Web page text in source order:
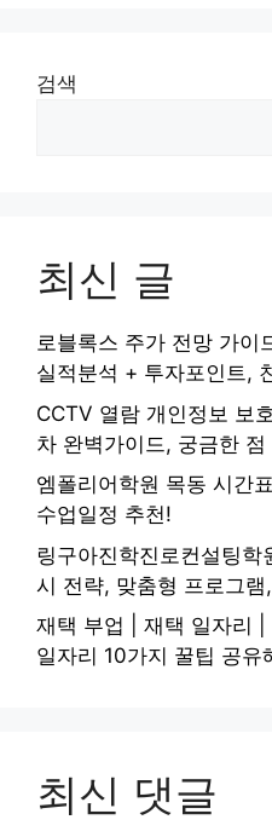
검색
최신 글
로블록스 주가 전망 가이
실적분석 + 투자포인트,
CCTV 열람 개인정보 보
차 완벽가이드, 궁금한
엠폴리어학원 목동 시간
수업일정 추천!
링구아진학진로컨설팅
시 전략, 맞춤형 프로그
재택 부업 | 재택 일자리 |
일자리 10가지 꿀팁 공유
최신 댓글